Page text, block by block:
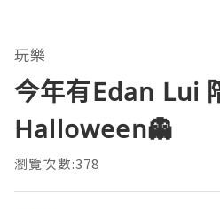
玩樂
今年有Edan Lui
Halloween👻
瀏覽次數:378